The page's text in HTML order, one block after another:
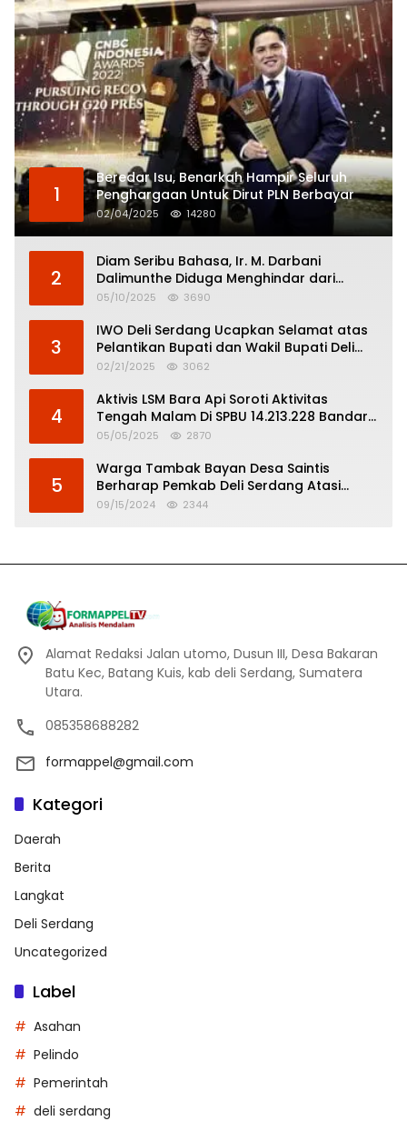
1
Beredar Isu, Benarkah Hampir Seluruh
Penghargaan Untuk Dirut PLN Berbayar
02/04/2025 14280
2
Diam Seribu Bahasa, Ir. M. Darbani
Dalimunthe Diduga Menghindar dari
Pertanggungjawaban Politik
05/10/2025 3690
3
IWO Deli Serdang Ucapkan Selamat atas
Pelantikan Bupati dan Wakil Bupati Deli
Serdang
02/21/2025 3062
4
Aktivis LSM Bara Api Soroti Aktivitas
Tengah Malam Di SPBU 14.213.228 Bandar
Tinggi
05/05/2025 2870
5
Warga Tambak Bayan Desa Saintis
Berharap Pemkab Deli Serdang Atasi
Banjir
09/15/2024 2344
Alamat Redaksi Jalan utomo, Dusun III, Desa Bakaran
Batu Kec, Batang Kuis, kab deli Serdang, Sumatera
Utara.
085358688282
formappel@gmail.com
Kategori
Daerah
Berita
Langkat
Deli Serdang
Uncategorized
Label
Asahan
Pelindo
Pemerintah
deli serdang